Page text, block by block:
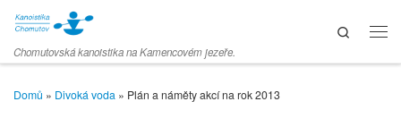
Skip to content
Chomutovská kanoistika na Kamencovém jezeře.
Search
Domů » Divoká voda » Plán a náměty akcí na rok 2013